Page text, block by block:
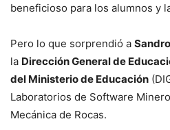
beneficioso para los alumnos y
Pero lo que sorprendió a
la Dirección General de
del Ministerio de Educación
Laboratorios de Software
Mecánica de Rocas.